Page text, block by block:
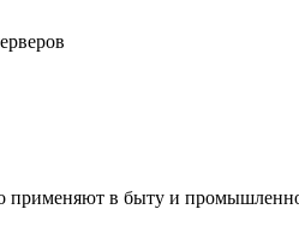
применяют в быту и